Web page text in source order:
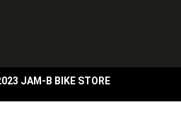
JAM-B BIKE STORE